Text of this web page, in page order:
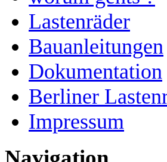
Lastenräder
Bauanleitungen
Dokumentation
Berliner
Impressum